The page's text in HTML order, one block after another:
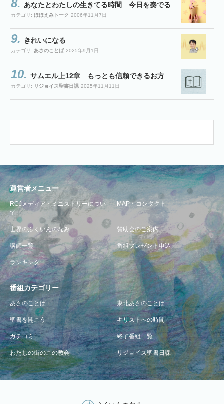
あなたとわたしの生きてる時間 今日を奏でる
カテゴリ: ほほえみトーク 2006年11月7日
きれいになる
カテゴリ: あさのことば 2025年9月1日
サムエル上12章 もっとも信頼できるお方
カテゴリ: リジョイス聖書日課 2025年11月11日
運営者メニュー
RCJメディア・ミニストリーについ
て
MAP・コンタクト
世界のふくいんのなみ 賛助会のご案内
講師一覧 番組プレゼント申込
ランキング
番組カテゴリー
あさのことば 東北あさのことば
聖書を開こう キリストへの時間
ガチコミ 終了番組一覧
わたしの街のこの教会 リジョイス聖書日課